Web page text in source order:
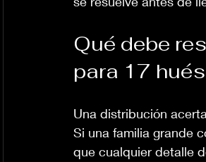
Qué debe
para 17
Una distribución
Si una familia grande
que cualquier detalle